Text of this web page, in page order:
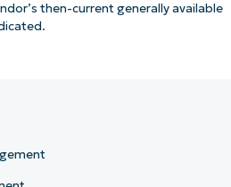
then-current generally available